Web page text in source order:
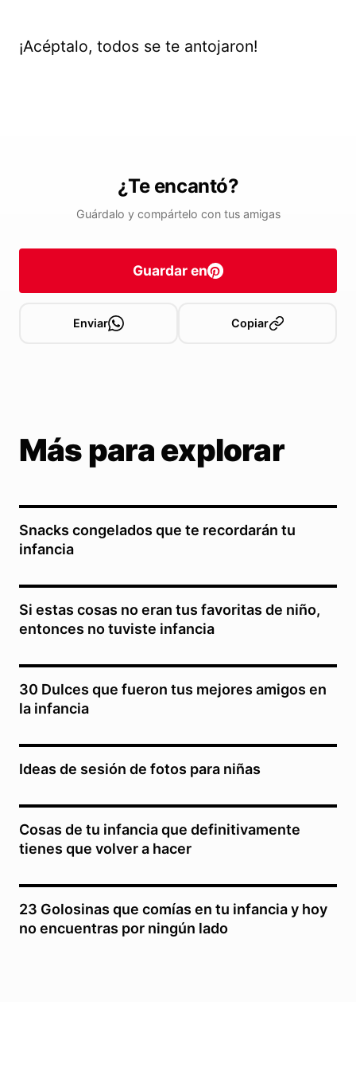
¡Acéptalo, todos se te antojaron!
¿Te encantó?
Guárdalo y compártelo con tus amigas
Guardar en
Enviar Copiar
Más para explorar
Snacks congelados que te recordarán tu
infancia
Si estas cosas no eran tus favoritas de niño,
entonces no tuviste infancia
30 Dulces que fueron tus mejores amigos en
la infancia
Ideas de sesión de fotos para niñas
Cosas de tu infancia que definitivamente
tienes que volver a hacer
23 Golosinas que comías en tu infancia y hoy
no encuentras por ningún lado